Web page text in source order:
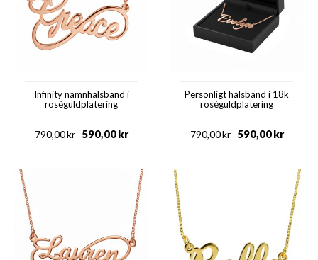
Infinity namnhalsband i
roséguldplätering
kr
790,00 kr
590,00
Personligt halsband i 18k
roséguldplätering
kr
790,00 kr
590,00